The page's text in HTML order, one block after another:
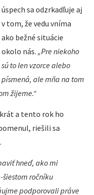
úspech sa odzrkadľuje aj
v tom, že vedu vníma
ako bežné situácie
okolo nás. „Pre niekoho
sú to len vzorce alebo
písmená, ale mňa na tom
žijeme.“
a tento rok ho
riešili sa
hneď, ako mi
ročníku
podporovali práve